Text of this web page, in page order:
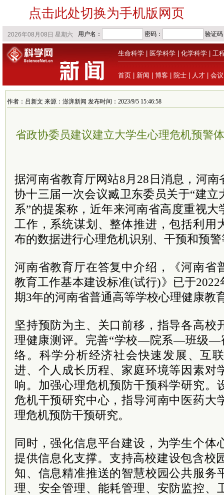
点击此处切换为手机版网页
生命科学 医学科学 化学科学 工
首页 新闻 博客 院士 人才 会议
作者：吕新文 来源：澎湃新闻 发布时间：2023/9/5 15:46:58
省政协委员建议建立大学生心理危机预警
据河南省教育厅网站8月28日消息，河
协十三届一次会议臧卫东委员关于“建
系”的提案称，近年来河南省高度重视
工作，系统谋划、整体推进，包括利用
布的数据进行心理危机识别、干预和预
河南省教育厅在答复中介绍，《河南省
教育工作基本建设标准(试行)》已于
期3年的河南省普通高等学校心理健康教
坚持预防为主、关口前移，指导各高校
理健康测评。完善“学校—院系—班级—
络。科学分析经济社会快速发展、互
进、个人成长历程、家庭环境等因素对
响。加强心理危机预防干预科学研究。
危机干预研究中心，指导河南中医药大
理危机预防干预研究。
同时，强化信息平台建设，为学生个体
提供信息化支撑。支持高校建设包含校
知、信息精准推送的智慧校园公共服务
理、安全管理、能耗管理、安防监控、